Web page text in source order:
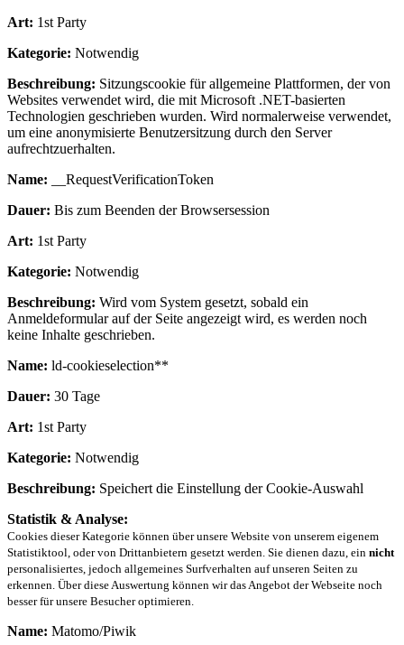
Art: 1st Party
Kategorie: Notwendig
Beschreibung: Sitzungscookie für allgemeine Plattformen, der von
Websites verwendet wird, die mit Microsoft .NET-basierten
Technologien geschrieben wurden. Wird normalerweise verwendet,
um eine anonymisierte Benutzersitzung durch den Server
aufrechtzuerhalten.
Name: __RequestVerificationToken
Dauer: Bis zum Beenden der Browsersession
Art: 1st Party
Kategorie: Notwendig
Beschreibung: Wird vom System gesetzt, sobald ein
Anmeldeformular auf der Seite angezeigt wird, es werden noch
keine Inhalte geschrieben.
Name: ld-cookieselection**
Dauer: 30 Tage
Art: 1st Party
Kategorie: Notwendig
Beschreibung: Speichert die Einstellung der Cookie-Auswahl
Statistik & Analyse:
Cookies dieser Kategorie können über unsere Website von unserem eigenem
Statistiktool, oder von Drittanbietern gesetzt werden. Sie dienen dazu, ein nicht
personalisiertes, jedoch allgemeines Surfverhalten auf unseren Seiten zu
erkennen. Über diese Auswertung können wir das Angebot der Webseite noch
besser für unsere Besucher optimieren.
Name: Matomo/Piwik